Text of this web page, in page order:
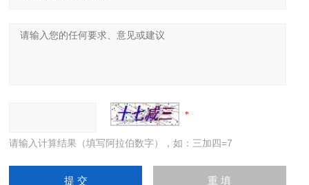
请输入计算结果（填写阿拉伯数字），如：三加四=7